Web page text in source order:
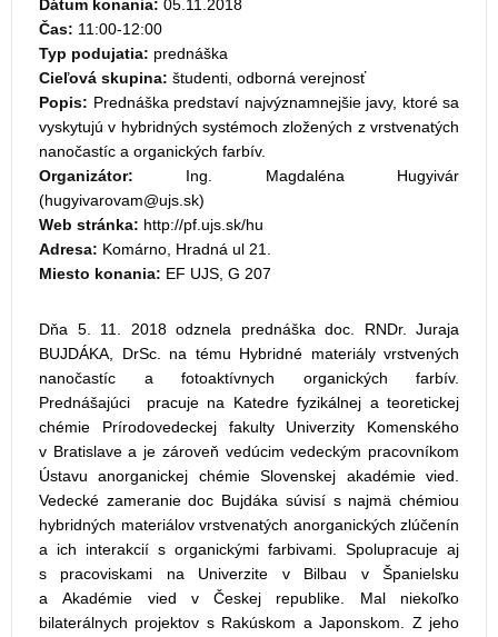
Dátum konania: 05.11.2018
Čas: 11:00-12:00
Typ podujatia: prednáška
Cieľová skupina: študenti, odborná verejnosť
Popis: Prednáška predstaví najvýznamnejšie javy, ktoré sa
vyskytujú v hybridných systémoch zložených z vrstvenatých
nanočastíc a organických farbív.
Organizátor: Ing. Magdaléna Hugyivár
(
)
Web stránka: http://pf.ujs.sk/hu
Adresa: Komárno, Hradná ul 21.
Miesto konania: EF UJS, G 207
Dňa 5. 11. 2018 odznela prednáška doc. RNDr. Juraja
BUJDÁKA, DrSc. na tému Hybridné materiály vrstvených
nanočastíc a fotoaktívnych organických farbív.
Prednášajúci pracuje na Katedre fyzikálnej a teoretickej
chémie Prírodovedeckej fakulty Univerzity Komenského
v Bratislave a je zároveň vedúcim vedeckým pracovníkom
Ústavu anorganickej chémie Slovenskej akadémie vied.
Vedecké zameranie doc Bujdáka súvisí s najmä chémiou
hybridných materiálov vrstvenatých anorganických zlúčenín
a ich interakcií s organickými farbivami. Spolupracuje aj
s pracoviskami na Univerzite v Bilbau v Španielsku
a Akadémie vied v Českej republike. Mal niekoľko
bilaterálnych projektov s Rakúskom a Japonskom. Z jeho